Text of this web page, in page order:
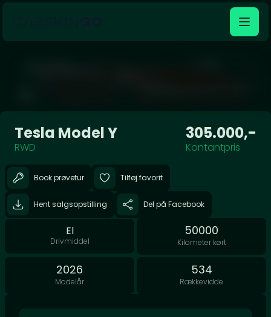
Tesla Model Y
RWD
305.000,-
Kontantpris
Book prøvetur Tilføj favorit
Hent salgsopstilling Del på Facebook
El
Drivmiddel
50000
Kilometer kørt
2026
Modelår
534
Rækkevidde